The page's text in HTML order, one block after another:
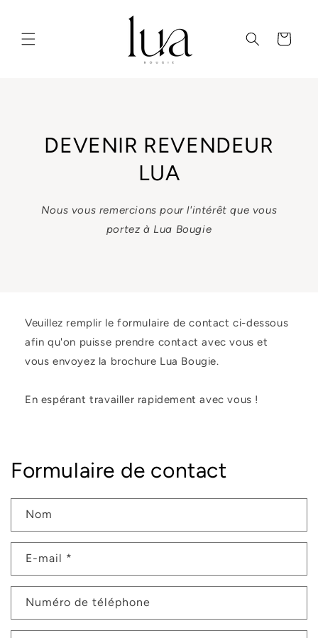
contenu
Panier
DEVENIR REVENDEUR
LUA
Nous vous remercions pour l'intérêt que vous
portez à Lua Bougie
Veuillez remplir le formulaire de contact ci-dessous
afin qu'on puisse prendre contact avec vous et
vous envoyez la brochure Lua Bougie.
En espérant travailler rapidement avec vous !
Formulaire de contact
Nom
E-mail *
Numéro de téléphone